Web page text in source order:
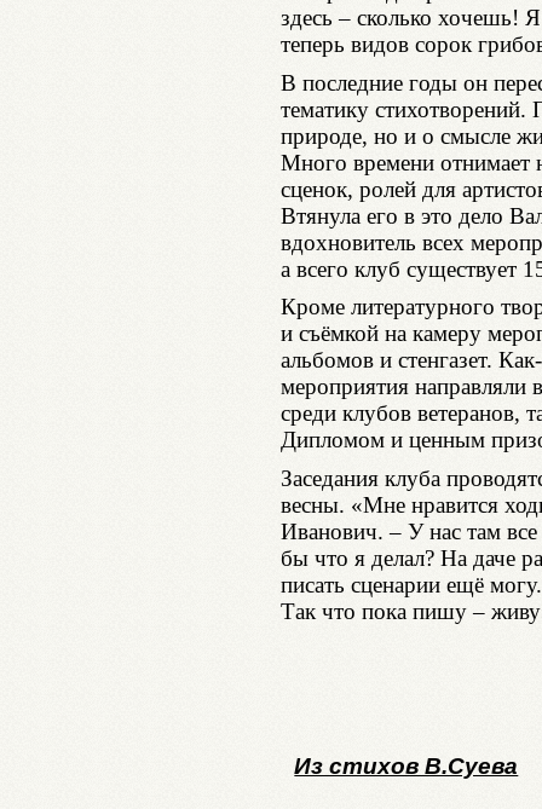
здесь – сколько хочешь!
теперь видов сорок
В последние годы он
тематику
природе, но и о смысле
Много времени отнимает
сценок, ролей для
Втянула его в это дело
вдохновитель всех
а всего клуб существует
Кроме литературного
и съёмкой на камеру
альбомов и стенгазет.
мероприятия
среди клубов ветеранов,
Дипломом и ценным
Заседания клуба
весны. «Мне нравится
Иванович. – У нас там
бы что я делал? На даче
писать сценарии ещё
Так что пока пишу –
Из стихов В.Суева